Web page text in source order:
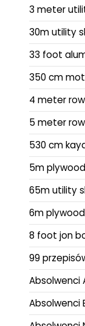
3 meter
30m utility
33 foot
350 cm
4 meter
5 meter
530 cm
5m
65m utility
6m
8 foot jon
99
Absolwenci
Absolwenci